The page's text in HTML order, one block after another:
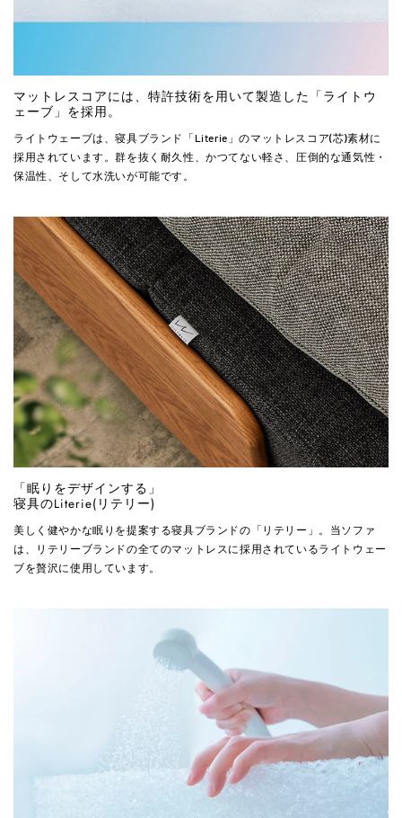
マットレスコアには、特許技術を用いて製造した「ライトウ
ェーブ」を採用。
ライトウェーブは、寝具ブランド「Literie」のマットレスコア(芯)素材に
採用されています。群を抜く耐久性、かつてない軽さ、圧倒的な通気性・
保温性、そして水洗いが可能です。
「眠りをデザインする」
寝具のLiterie(リテリー)
美しく健やかな眠りを提案する寝具ブランドの「リテリー」。当ソファ
は、リテリーブランドの全てのマットレスに採用されているライトウェー
ブを贅沢に使用しています。